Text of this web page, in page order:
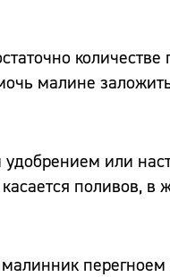
количестве
малине
или
поливов, в